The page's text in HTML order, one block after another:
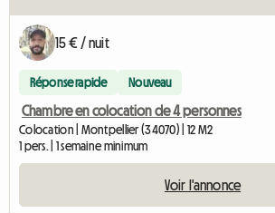
15 € / nuit
Réponse rapide Nouveau
Chambre en colocation de 4 personnes
Colocation | Montpellier (34070) | 12 M2
1 pers. | 1 semaine minimum
Voir l'annonce